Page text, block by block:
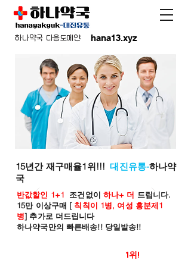
hana13.xyz
하나약국 다음도메인:
15년간 재구매율1위!!!대진유통-하나약
국
반값할인 1+1 조건없이 하나+ 더 드립니다.
15만 이상구매 [ 칙칙이 1병, 여성 흥분제1
병] 추가로 더드립니다
하나약국만의 빠른배송!! 당일발송!!
1위!